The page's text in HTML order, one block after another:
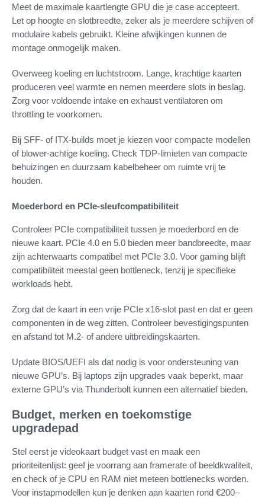
Meet de maximale kaartlengte GPU die je case accepteert.
Let op hoogte en slotbreedte, zeker als je meerdere schijven of
modulaire kabels gebruikt. Kleine afwijkingen kunnen de
montage onmogelijk maken.
Overweeg koeling en luchtstroom. Lange, krachtige kaarten
produceren veel warmte en nemen meerdere slots in beslag.
Zorg voor voldoende intake en exhaust ventilatoren om
throttling te voorkomen.
Bij SFF- of ITX-builds moet je kiezen voor compacte modellen
of blower-achtige koeling. Check TDP-limieten van compacte
behuizingen en duurzaam kabelbeheer om ruimte vrij te
houden.
Moederbord en PCIe-sleufcompatibiliteit
Controleer PCIe compatibiliteit tussen je moederbord en de
nieuwe kaart. PCIe 4.0 en 5.0 bieden meer bandbreedte, maar
zijn achterwaarts compatibel met PCIe 3.0. Voor gaming blijft
compatibiliteit meestal geen bottleneck, tenzij je specifieke
workloads hebt.
Zorg dat de kaart in een vrije PCIe x16-slot past en dat er geen
componenten in de weg zitten. Controleer bevestigingspunten
en afstand tot M.2- of andere uitbreidingskaarten.
Update BIOS/UEFI als dat nodig is voor ondersteuning van
nieuwe GPU’s. Bij laptops zijn upgrades vaak beperkt, maar
externe GPU’s via Thunderbolt kunnen een alternatief bieden.
Budget, merken en toekomstige
upgradepad
Stel eerst je videokaart budget vast en maak een
prioriteitenlijst: geef je voorrang aan framerate of beeldkwaliteit,
en check of je CPU en RAM niet meteen bottlenecks worden.
Voor instapmodellen kun je denken aan kaarten rond €200–